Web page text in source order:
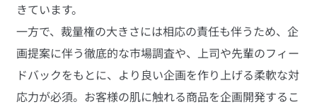
きています。
一方で、裁量権の大きさには相応の責任も伴うため、企
画提案に伴う徹底的な市場調査や、上司や先輩のフィー
ドバックをもとに、より良い企画を作り上げる柔軟な対
応力が必須。お客様の肌に触れる商品を企画開発するこ